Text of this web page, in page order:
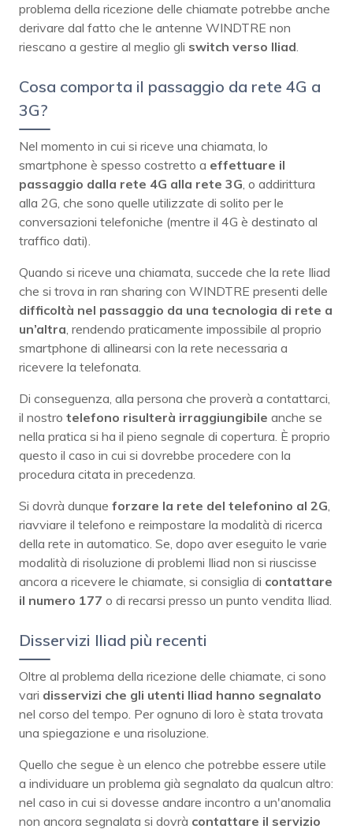
problema della ricezione delle chiamate potrebbe anche
derivare dal fatto che le antenne WINDTRE non
riescano a gestire al meglio gli switch verso Iliad.
Cosa comporta il passaggio da rete 4G a
3G?
Nel momento in cui si riceve una chiamata, lo
smartphone è spesso costretto a effettuare il
passaggio dalla rete 4G alla rete 3G, o addirittura
alla 2G, che sono quelle utilizzate di solito per le
conversazioni telefoniche (mentre il 4G è destinato al
traffico dati).
Quando si riceve una chiamata, succede che la rete Iliad
che si trova in ran sharing con WINDTRE presenti delle
difficoltà nel passaggio da una tecnologia di rete a
un’altra, rendendo praticamente impossibile al proprio
smartphone di allinearsi con la rete necessaria a
ricevere la telefonata.
Di conseguenza, alla persona che proverà a contattarci,
il nostro telefono risulterà irraggiungibile anche se
nella pratica si ha il pieno segnale di copertura. È proprio
questo il caso in cui si dovrebbe procedere con la
procedura citata in precedenza.
Si dovrà dunque forzare la rete del telefonino al 2G,
riavviare il telefono e reimpostare la modalità di ricerca
della rete in automatico. Se, dopo aver eseguito le varie
modalità di risoluzione di problemi Iliad non si riuscisse
ancora a ricevere le chiamate, si consiglia di contattare
il numero 177 o di recarsi presso un punto vendita Iliad.
Disservizi Iliad più recenti
Oltre al problema della ricezione delle chiamate, ci sono
vari disservizi che gli utenti Iliad hanno segnalato
nel corso del tempo. Per ognuno di loro è stata trovata
una spiegazione e una risoluzione.
Quello che segue è un elenco che potrebbe essere utile
a individuare un problema già segnalato da qualcun altro:
nel caso in cui si dovesse andare incontro a un'anomalia
non ancora segnalata si dovrà contattare il servizio